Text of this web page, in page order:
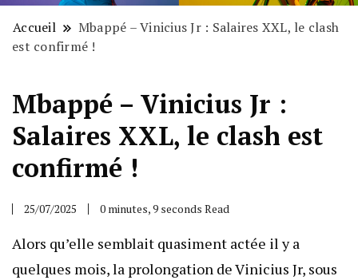
Accueil
Mbappé – Vinicius Jr : Salaires XXL, le clash
est confirmé !
Mbappé – Vinicius Jr :
Salaires XXL, le clash est
confirmé !
25/07/2025 0 minutes, 9 seconds Read
Alors qu’elle semblait quasiment actée il y a
quelques mois, la prolongation de Vinicius Jr, sous